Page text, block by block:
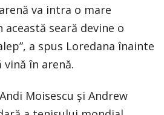
va intra o mare
seară devine o
a spus Loredana înainte
vină în arenă.
Moisescu şi Andrew